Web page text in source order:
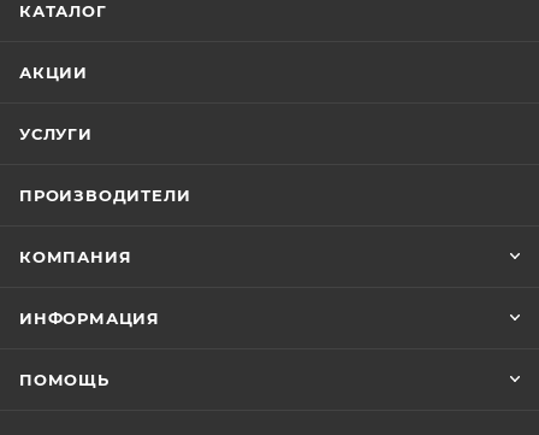
КАТАЛОГ
АКЦИИ
УСЛУГИ
ПРОИЗВОДИТЕЛИ
КОМПАНИЯ
ИНФОРМАЦИЯ
ПОМОЩЬ